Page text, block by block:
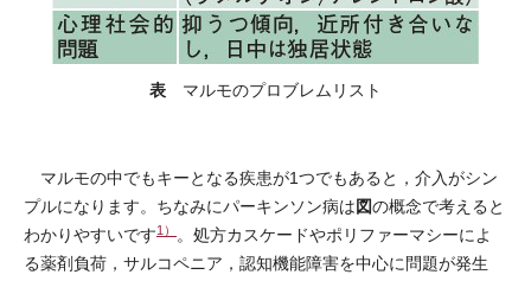
表 マルモのプロブレムリスト
マルモの中でもキーとなる疾患が1つでもあると，介入がシン
プルになります。ちなみにパーキンソン病は図の概念で考えると
わかりやすいです1）
。処方カスケードやポリファーマシーによ
る薬剤負荷，サルコペニア，認知機能障害を中心に問題が発生